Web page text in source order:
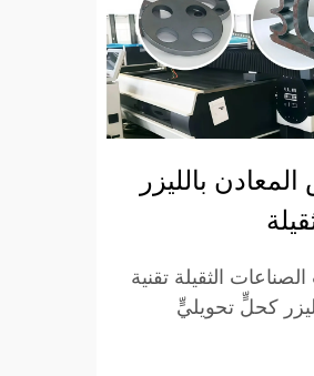
بالليزر
الثقيلة تقنية
كحلٍّ تحويليٍّ
المتقدمة دقةً